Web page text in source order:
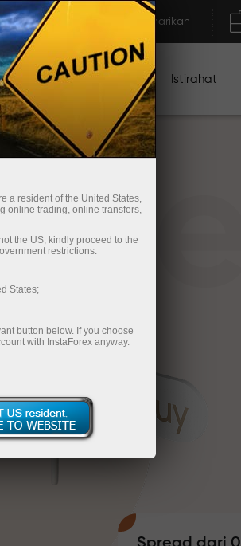
Deposit/Penarikan
Promo Istirahat
Spread dari
a resident of the United States,
online trading, online transfers,
the US, kindly proceed to the
restrictions.
States;
button below. If you choose
with InstaForex anyway.